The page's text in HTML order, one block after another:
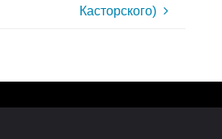
Касторского)